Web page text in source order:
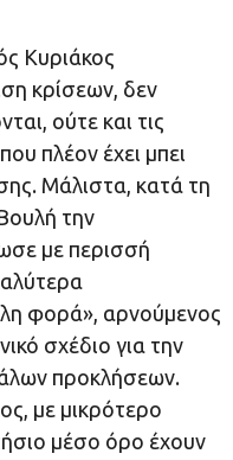
Κυριάκος
κρίσεων, δεν
ούτε και τις
πλέον έχει μπει
Μάλιστα, κατά τη
την
με περισσή
φορά», αρνούμενος
σχέδιο για την
προκλήσεων.
με μικρότερο
μέσο όρο έχουν